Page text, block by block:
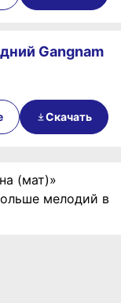
Gangnam
Скачать
(мат)»
мелодий в